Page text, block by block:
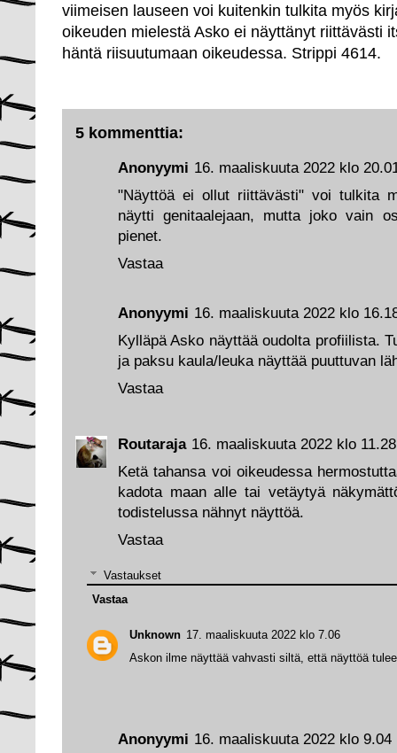
viimeisen lauseen voi kuitenkin tulkita myös
oikeuden mielestä Asko ei näyttänyt riittävästi
häntä riisuutumaan oikeudessa. Strippi 4614.
5 kommenttia:
Anonyymi 16. maaliskuuta 2022 klo 9.04
Routaraja 16. maaliskuuta 2022 klo 11.28
Ketä tahansa voi oikeudessa
kadota maan alle tai vetäytyä
todistelussa nähnyt näyttöä.
Vastaa
Vastaukset
Unknown 17. maaliskuuta 2022 klo 7.06
Askon ilme näyttää vahvasti siltä, että näyttöä
Vastaa
Anonyymi 16. maaliskuuta 2022 klo
Kylläpä Asko näyttää oudolta profiilista.
ja paksu kaula/leuka näyttää puuttuvan
Vastaa
Anonyymi 16. maaliskuuta 2022 klo
"Näyttöä ei ollut riittävästi" voi tulkita
näytti genitaalejaan, mutta joko vain
pienet.
Vastaa